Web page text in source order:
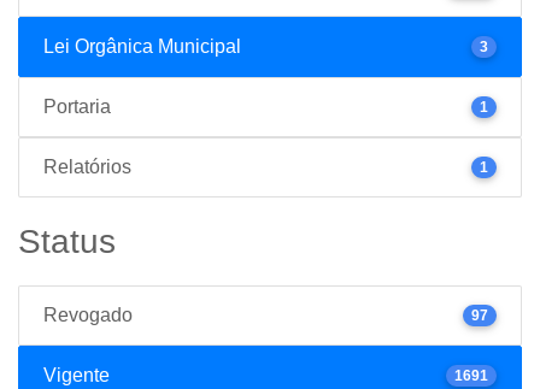
Lei Orgânica Municipal 3
Portaria 1
Relatórios 1
Status
Revogado 97
Vigente 1691